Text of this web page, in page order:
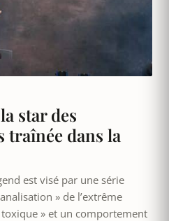
star des
traînée dans la
est visé par une série
» de l’extrême
» et un comportement